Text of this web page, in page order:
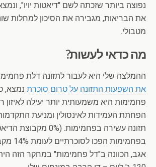
נפוצה ביותר שזכתה לשם "דיאטות יויו",
את הבריאות, מגבירה את הסיכון למחלות
מטבולי.
מה כדאי לעשות?
ההמלצה שלי היא לעבור לתזונה דלת
את השפעות התזונה על טרום סוכרת נמצא,
פחמימות היא משמעותית יותר יעילה לאיזון
הפחתת העמידות לאינסולין ומניעת
תזונה עשירה בפחמימות. (0%
אגב, הכוונה ב"דל פחמימות" במחקר הזה